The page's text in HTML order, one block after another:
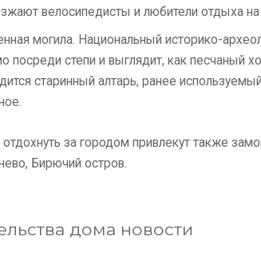
велосипедисты и любители отдыха
могила. Национальный историко-
посреди степи и выглядит, как песчаный
старинный алтарь, ранее
за городом привлекут также
Бирючий остров.
дома новости